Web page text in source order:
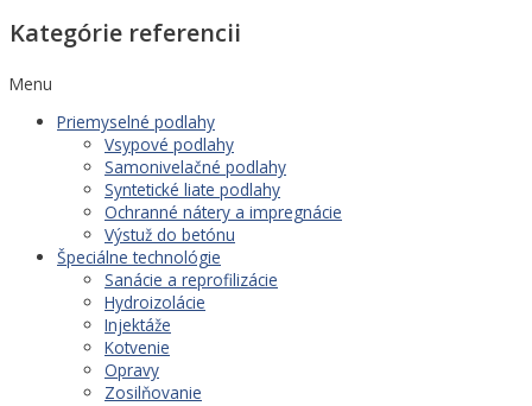
Kategórie referencii
Menu
Priemyselné podlahy
Vsypové podlahy
Samonivelačné podlahy
Syntetické liate podlahy
Ochranné nátery a impregnácie
Výstuž do betónu
Špeciálne technológie
Sanácie a reprofilizácie
Hydroizolácie
Injektáže
Kotvenie
Opravy
Zosilňovanie